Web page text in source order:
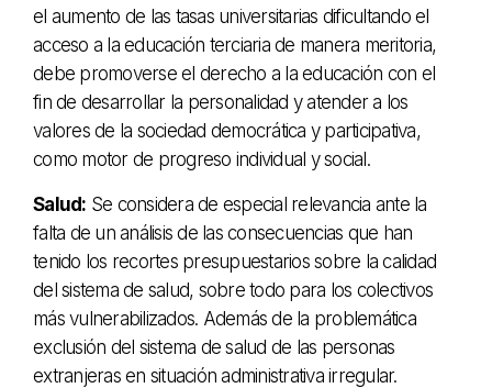
el aumento de las tasas universitarias dificultando el
acceso a la educación terciaria de manera meritoria,
debe promoverse el derecho a la educación con el
fin de desarrollar la personalidad y atender a los
valores de la sociedad democrática y participativa,
como motor de progreso individual y social.
Salud: Se considera de especial relevancia ante la
falta de un análisis de las consecuencias que han
tenido los recortes presupuestarios sobre la calidad
del sistema de salud, sobre todo para los colectivos
más vulnerabilizados. Además de la problemática
exclusión del sistema de salud de las personas
extranjeras en situación administrativa irregular.